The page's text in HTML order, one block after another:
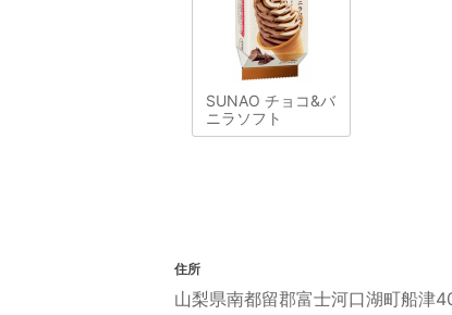
SUNAO チョコ&バ
ニラソフト
住所
山梨県南都留郡富士河口湖町船津